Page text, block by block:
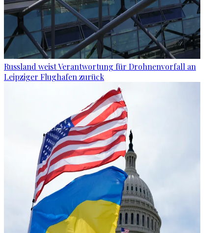
Russland weist Verantwortung für Drohnenvorfall an
Leipziger Flughafen zurück